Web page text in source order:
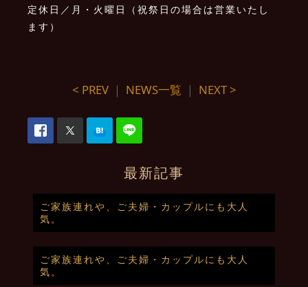
定休日／月・火曜日（祝祭日の場合は営業いたし
ます）
< PREV｜ NEWS一覧 ｜ NEXT >
最新記事
ご家族連れや、ご夫婦・カップルにも大人
気。
ご家族連れや、ご夫婦・カップルにも大人
気。